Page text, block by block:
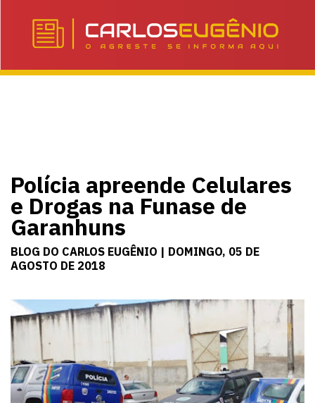
Polícia apreende Celulares
e Drogas na Funase de
Garanhuns
BLOG DO CARLOS EUGÊNIO | DOMINGO, 05 DE
AGOSTO DE 2018